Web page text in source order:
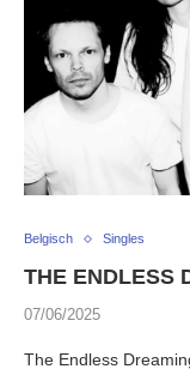
Belgisch Singles
THE ENDLESS
07/06/2025
The Endless